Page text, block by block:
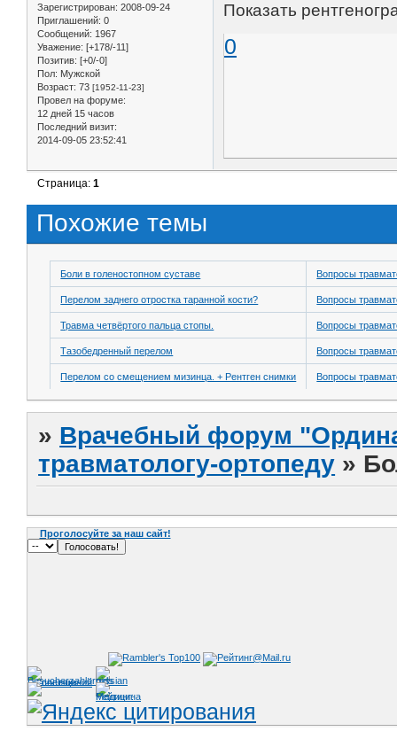
Зарегистрирован: 2008-09-24
Приглашений: 0
Сообщений: 1967
Уважение: [+178/-11]
Позитив: [+0/-0]
Пол: Мужской
Возраст: 73 [1952-11-23]
Провел на форуме:
12 дней 15 часов
Последний визит:
2014-09-05 23:52:41
Показать
0
Страница:1
Похожие темы
Боли в голеностопном суставе Вопросы
Перелом заднего отростка таранной кости? Вопросы
Травма четвёртого пальца стопы. Вопросы
Тазобедренный перелом Вопросы
Перелом со смещением мизинца. + Рентген снимки Вопросы
» Врачебный форум
травматологу-ортопеду »
Проголосуйте за наш сайт!